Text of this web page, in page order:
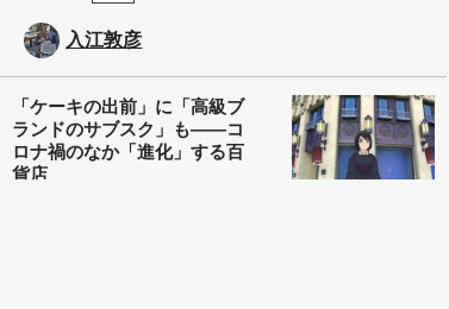
入江敦彦
「ケーキの出前」に「高級ブ
ランドのサブスク」も――コ
ロナ禍のなか「進化」する百
貨店